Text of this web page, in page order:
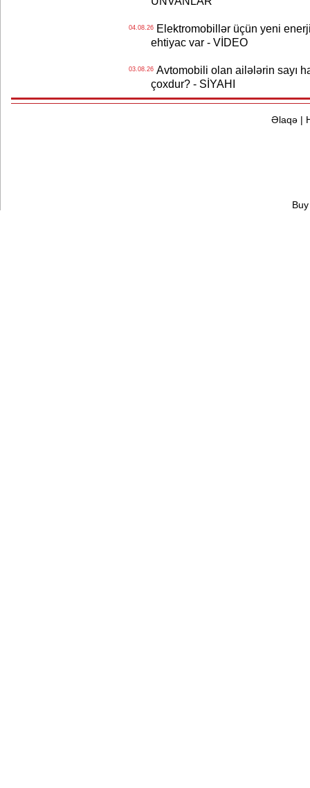
04.08.26Elektromobillər üçün yeni
ehtiyac var - VİDEO
03.08.26Avtomobili olan ailələrin sayı
çoxdur? - SİYAHI
Əlaqə|